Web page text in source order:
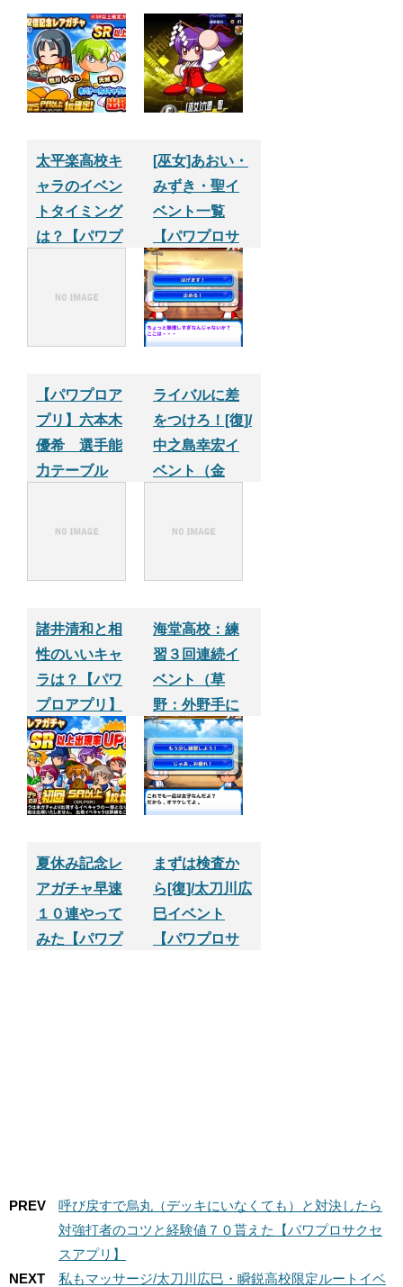
太平楽高校キ
ャラのイベン
トタイミング
は？【パワプ
[巫女]あおい・
みずき・聖イ
ベント一覧
【パワプロサ
クセスアプ
リ】
【パワプロア
プリ】六本木
優希 選手能
力テーブル
ライバルに差
をつけろ！[復]/
中之島幸宏イ
ベント（金
諸井清和と相
性のいいキャ
ラは？【パワ
プロアプリ】
海堂高校：練
習３回連続イ
ベント（草
野：外野手に
必要なモノ）
夏休み記念レ
アガチャ早速
１０連やって
みた【パワプ
まずは検査か
ら[復]/太刀川広
巳イベント
【パワプロサ
PREV
呼び戻すで烏丸（デッキにいなくても）と対決したら
対強打者のコツと経験値７０貰えた【パワプロサクセ
スアプリ】
NEXT
私もマッサージ/太刀川広巳・瞬鋭高校限定ルートイベ